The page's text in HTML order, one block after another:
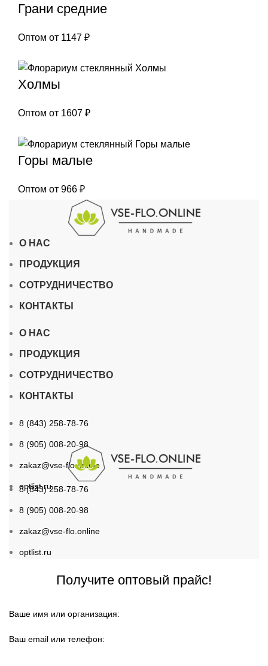
Грани средние
Оптом от 1147 ₽
Холмы
Оптом от 1607 ₽
Горы малые
Оптом от 966 ₽
О НАС
ПРОДУКЦИЯ
СОТРУДНИЧЕСТВО
КОНТАКТЫ
О НАС
ПРОДУКЦИЯ
СОТРУДНИЧЕСТВО
КОНТАКТЫ
8 (843) 258-78-76
8 (905) 008-20-98
zakaz@vse-flo.online
optlist.ru
8 (843) 258-78-76
8 (905) 008-20-98
zakaz@vse-flo.online
optlist.ru
Получите оптовый прайс!